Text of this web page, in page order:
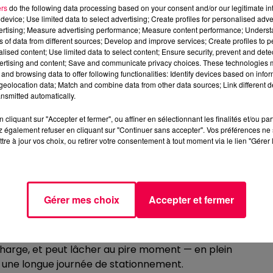
COUPS DE CHAUD
minime, même oublié —, ce choc thermique peut
n'est pas anodine : un impact se répare
impose le remplacement complet du vitrage, une
déchet supplémentaire, même si les professionnels
la climatisation, aérer l'habitacle en ouvrant
Et ne jamais dépasser 6°C d'écart entre la
ailleurs, si l'on dispose d'un pare-soleil, l'installer sur
simple et efficace.
UP DE RIGUEUR
passagers. Elle fragilise aussi les composants
vulnérable : soumise à de fortes températures, elle
et peut lâcher au pire moment — en plein
longue journée de stationnement.
do the following data processing based on your consent and/or our legitimate
Use limited data to select advertising; Create profiles for personalised
Measure advertising performance; Measure content performance;
of data from different sources; Develop and improve services; Create profiles to
content; Use limited data to select content; Ensure security, prevent and
and content; Save and communicate privacy choices. These technologies
browsing data to offer following functionalities: Identify devices based on
data; Match and combine data from other data sources; Link different
automatically.
cliquant sur "Accepter et fermer", ou affiner en sélectionnant les finalités et/ou
également refuser en cliquant sur "Continuer sans accepter". Vos préférences
à jour vos choix, ou retirer votre consentement à tout moment via le lien
Gérer mes choix Accepter et fermer